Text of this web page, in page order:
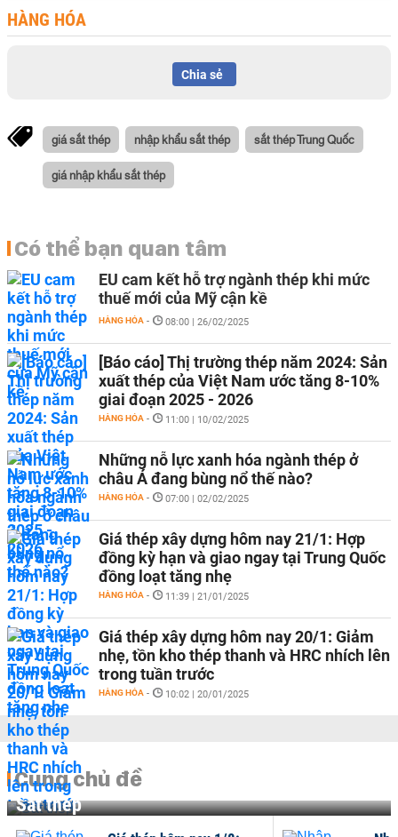
HÀNG HÓA
Chia sẻ
giá sắt thép nhập khẩu sắt thép sắt thép Trung Quốc
giá nhập khẩu sắt thép
Có thể bạn quan tâm
EU cam kết hỗ trợ ngành thép khi mức
thuế mới của Mỹ cận kề
HÀNG HÓA - 08:00 | 26/02/2025
[Báo cáo] Thị trường thép năm 2024: Sản
xuất thép của Việt Nam ước tăng 8-10%
giai đoạn 2025 - 2026
HÀNG HÓA - 11:00 | 10/02/2025
Những nỗ lực xanh hóa ngành thép ở
châu Á đang bùng nổ thế nào?
HÀNG HÓA - 07:00 | 02/02/2025
Giá thép xây dựng hôm nay 21/1: Hợp
đồng kỳ hạn và giao ngay tại Trung Quốc
đồng loạt tăng nhẹ
HÀNG HÓA - 11:39 | 21/01/2025
Giá thép xây dựng hôm nay 20/1: Giảm
nhẹ, tồn kho thép thanh và HRC nhích lên
trong tuần trước
HÀNG HÓA - 10:02 | 20/01/2025
Cùng chủ đề
Sắt thép